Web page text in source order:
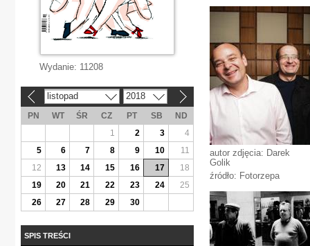
autor zdjęcia: Darek
Golik
źródło: Fotorzepa
Wydanie: 11208
listopad 2018
PN WT ŚR CZ PT SB
ND
1
2 3
4
5
6 7 8 9 10
11
12
13 14 15 16 17
18
19
20 21 22 23 24
25
26
27 28 29 30
SPIS TREŚCI